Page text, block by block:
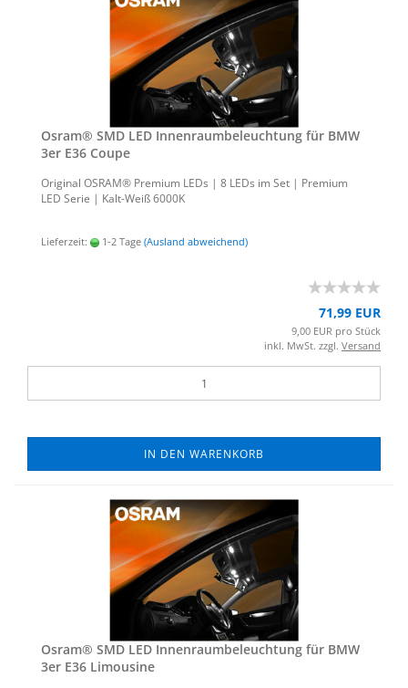
Osram® SMD LED In­nen­raum­be­leuch­tung für BMW
3er E36 Coupe
Ori­gi­nal OSRAM® Pre­mi­um LEDs | 8 LEDs im Set | Pre­mi­um
LED Serie | Kalt-​Weiß 6000K
Lieferzeit: 1-2 Tage (Ausland abweichend)
71,99 EUR
9,00 EUR pro Stück
inkl. MwSt. zzgl. Versand
IN DEN WARENKORB
Osram® SMD LED In­nen­raum­be­leuch­tung für BMW
3er E36 Li­mou­si­ne